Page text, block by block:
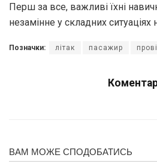
Перш за все, важливі їхні
незамінне у складних ситуаціях
Позначки: літак пасажир